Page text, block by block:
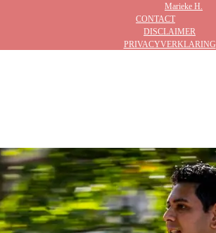
Marieke H.
CONTACT
DISCLAIMER
PRIVACYVERKLARING